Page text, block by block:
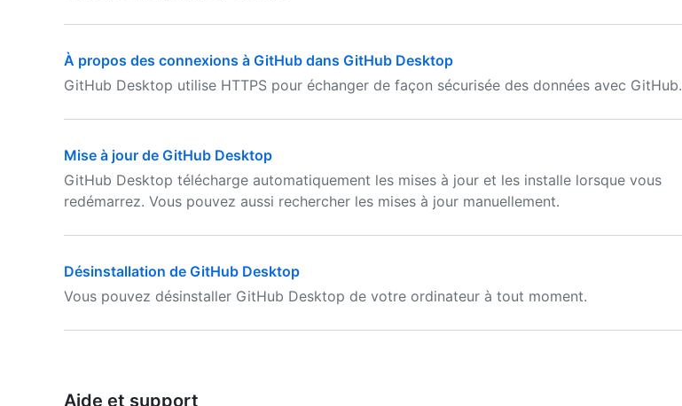
À propos des connexions à GitHub dans GitHub Desktop
GitHub Desktop utilise HTTPS pour échanger de façon sécurisée des données avec GitHub.
Mise à jour de GitHub Desktop
GitHub Desktop télécharge automatiquement les mises à jour et les installe lorsque vous
redémarrez. Vous pouvez aussi rechercher les mises à jour manuellement.
Désinstallation de GitHub Desktop
Vous pouvez désinstaller GitHub Desktop de votre ordinateur à tout moment.
Aide et support